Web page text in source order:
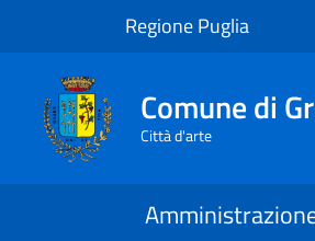
Regione Puglia
Comune di
Città d'arte